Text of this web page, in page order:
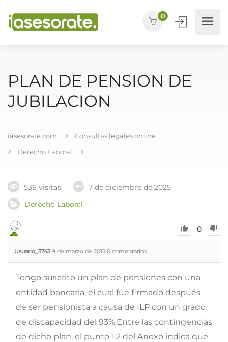
0
PLAN DE PENSION DE
JUBILACION
iasesorate.com
Consultas legales online
Derecho Laboral
536 visitas
7 de diciembre de 2025
Derecho Laboral
0
Usuario_3743 9 de marzo de 2015 0 comentarios
Tengo suscrito un plan de pensiones con una
entidad bancaria, el cual fue firmado después
de ser pensionista a causa de ILP con un grado
de discapacidad del 93%.Entre las contingencias
de dicho plan, el punto 1.2 del Anexo indica que